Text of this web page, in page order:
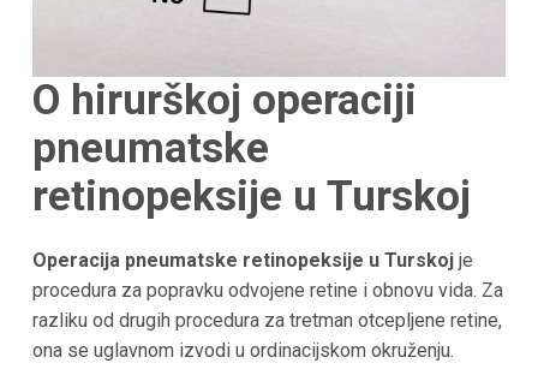
O hirurškoj operaciji
pneumatske
retinopeksije u Turskoj
Operacija pneumatske retinopeksije u Turskojje
procedura za popravku odvojene retine i obnovu vida. Za
razliku od drugih procedura za tretman otcepljene retine,
ona se uglavnom izvodi u ordinacijskom okruženju.